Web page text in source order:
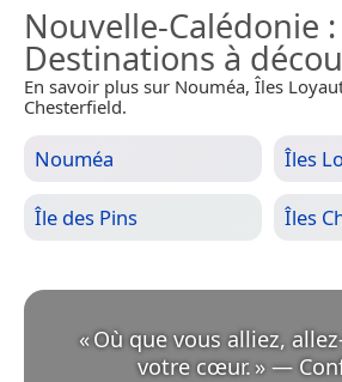
Nouvelle-Calédonie :
Destinations à
En savoir plus sur Nouméa, Îles
Chesterfield.
Nouméa Îles
Île des Pins Îles
«Où que vous alliez,
votre cœur. » —